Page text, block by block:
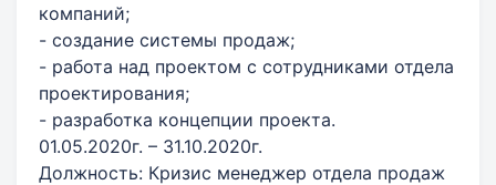
компаний;
- создание системы продаж;
- работа над проектом с сотрудниками отдела
проектирования;
- разработка концепции проекта.
01.05.2020г. – 31.10.2020г.
Должность: Кризис менеджер отдела продаж